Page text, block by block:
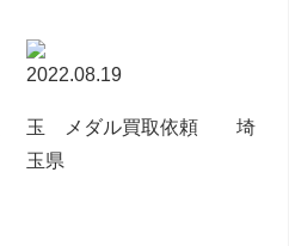
2022.08.19
玉 メダル買取依頼 埼
玉県